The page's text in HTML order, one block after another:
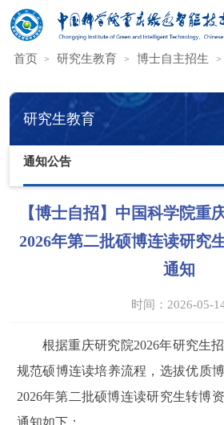
您的位置：
首页 研究生教育 博士自主招生
研究生教育
通知公告
【博士自招】中国科学院重
2026年第二批硕博连读研究
通知
时间：2026-05-
根据重庆研究院2026年研究生
规范硕博连读培养流程，选拔优质
2026年第二批硕博连读研究生转博
通知如下：